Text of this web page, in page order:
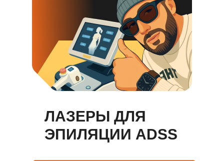
ЛАЗЕРЫ ДЛЯ
ЭПИЛЯЦИИ ADSS